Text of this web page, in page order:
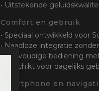
• Uitstekende
Comfort en gebruik
• Speciaal ontwikkeld voor
• Naadloze integratie
• Eenvoudige bediening
• Geschikt voor dagelijks
Smartphone en